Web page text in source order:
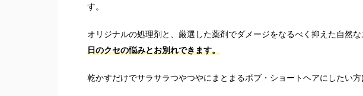
す。
オリジナルの処理剤と、厳選した薬剤でダメージをなるべく抑えた自然な
日のクセの悩みとお別れできます。
乾かすだけでサラサラつやつやにまとまるボブ・ショートヘアにしたい方